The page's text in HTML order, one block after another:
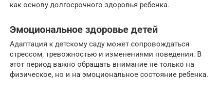
как основу долгосрочного здоровья ребенка.
Эмоциональное здоровье детей
Адаптация к детскому саду может сопровождаться
стрессом, тревожностью и изменениями поведения. В
этот период важно обращать внимание не только на
физическое, но и на эмоциональное состояние ребенка.